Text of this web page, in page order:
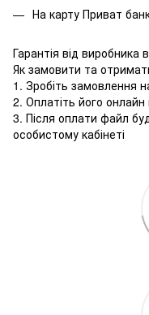
На карту Приват
Гарантія від виробника
Як замовити та
1. Зробіть замовлення
2. Оплатіть його
3. Після оплати файл
особистому кабінеті